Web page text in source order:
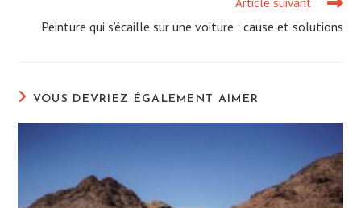
Peinture qui s’écaille sur une voiture : cause et solutions
VOUS DEVRIEZ ÉGALEMENT AIMER